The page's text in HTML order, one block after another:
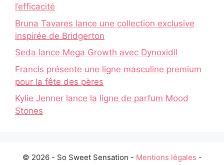
l’efficacité
Bruna Tavares lance une collection exclusive
inspirée de Bridgerton
Seda lance Mega Growth avec Dynoxidil
Francis présente une ligne masculine premium
pour la fête des pères
Kylie Jenner lance la ligne de parfum Mood
Stones
© 2026 - So Sweet Sensation - Mentions légales -